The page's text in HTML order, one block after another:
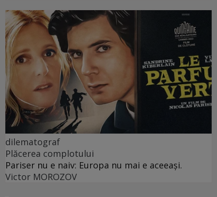
dilematograf
Plăcerea complotului
Pariser nu e naiv: Europa nu mai e aceeași.
Victor MOROZOV